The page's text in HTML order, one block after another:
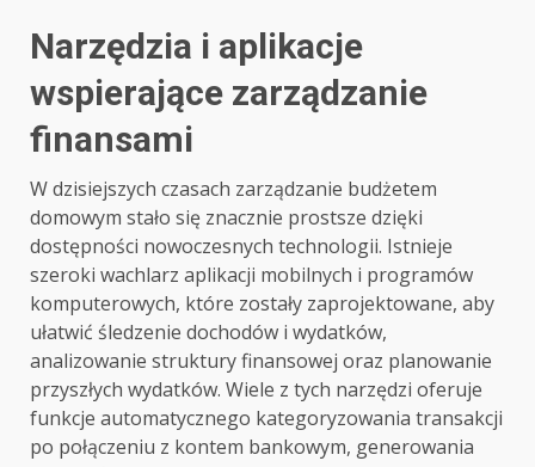
Narzędzia i aplikacje
wspierające zarządzanie
finansami
W dzisiejszych czasach zarządzanie budżetem
domowym stało się znacznie prostsze dzięki
dostępności nowoczesnych technologii. Istnieje
szeroki wachlarz aplikacji mobilnych i programów
komputerowych, które zostały zaprojektowane, aby
ułatwić śledzenie dochodów i wydatków,
analizowanie struktury finansowej oraz planowanie
przyszłych wydatków. Wiele z tych narzędzi oferuje
funkcje automatycznego kategoryzowania transakcji
po połączeniu z kontem bankowym, generowania